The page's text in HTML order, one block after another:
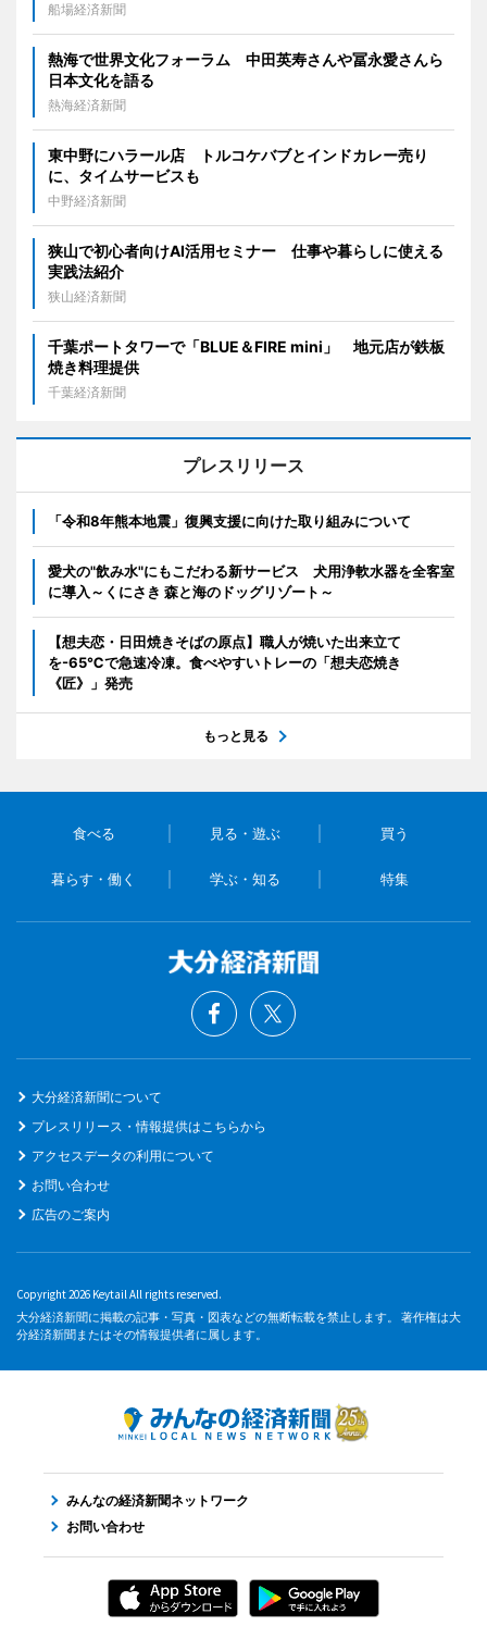
船場経済新聞
熱海で世界文化フォーラム 中田英寿さんや冨永愛さんら
日本文化を語る
熱海経済新聞
東中野にハラール店 トルコケバブとインドカレー売り
に、タイムサービスも
中野経済新聞
狭山で初心者向けAI活用セミナー 仕事や暮らしに使える
実践法紹介
狭山経済新聞
千葉ポートタワーで「BLUE＆FIRE mini」 地元店が鉄板
焼き料理提供
千葉経済新聞
プレスリリース
「令和8年熊本地震」復興支援に向けた取り組みについて
愛犬の"飲み水"にもこだわる新サービス 犬用浄軟水器を全客室
に導入～くにさき 森と海のドッグリゾート～
【想夫恋・日田焼きそばの原点】職人が焼いた出来立て
を-65℃で急速冷凍。食べやすいトレーの「想夫恋焼き
《匠》」発売
もっと見る
食べる 見る・遊ぶ 買う
暮らす・働く 学ぶ・知る 特集
大分経済新聞について
プレスリリース・情報提供はこちらから
アクセスデータの利用について
お問い合わせ
広告のご案内
Copyright 2026 Keytail All rights reserved.
大分経済新聞に掲載の記事・写真・図表などの無断転載を禁止します。 著作権は大
分経済新聞またはその情報提供者に属します。
みんなの経済新聞ネットワーク
お問い合わせ